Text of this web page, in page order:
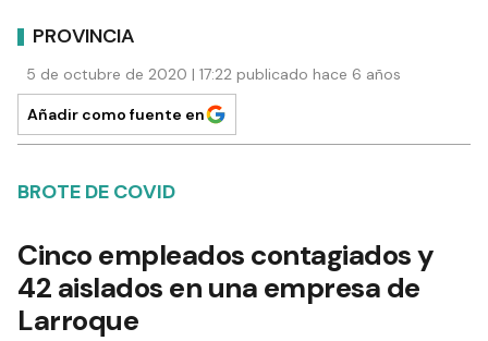
PROVINCIA
5 de octubre de 2020 | 17:22 publicado hace 6 años
Añadir como fuente en
BROTE DE COVID
Cinco empleados contagiados y
42 aislados en una empresa de
Larroque